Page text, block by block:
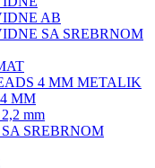
AB
SA SREBRNOM
4 MM METALIK
MM
mm
SREBRNOM